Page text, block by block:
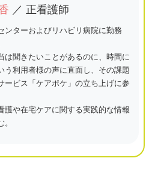
／ 正看護師
ンターおよびリハビリ病院に勤務
は聞きたいことがあるのに、時間に
う利用者様の声に直面し、その課題
ービス「ケアポケ」の立ち上げに参
護や在宅ケアに関する実践的な情報